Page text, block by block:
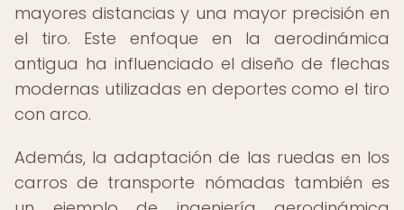
mayores distancias y una mayor precisión en
el tiro. Este enfoque en la aerodinámica
antigua ha influenciado el diseño de flechas
modernas utilizadas en deportes como el tiro
con arco.
Además, la adaptación de las ruedas en los
carros de transporte nómadas también es